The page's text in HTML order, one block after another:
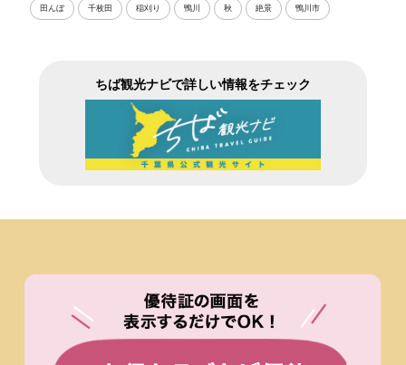
田んぼ 千枚田 稲刈り 鴨川 秋 絶景 鴨川市
ちば観光ナビで詳しい情報をチェック